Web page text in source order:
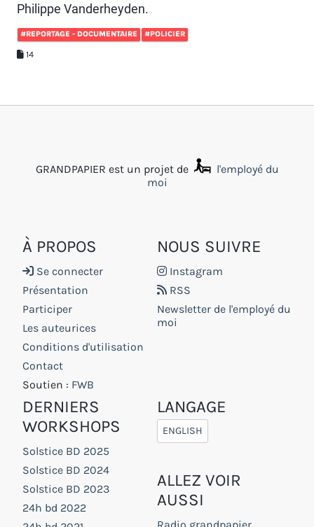
Philippe Vanderheyden.
#REPORTAGE - DOCUMENTAIRE #POLICIER
14
GRANDPAPIER est un projet de
l'employé du
moi
À PROPOS
Se connecter
Présentation
Participer
Les auteurices
Conditions d'utilisation
Contact
Soutien : FWB
NOUS SUIVRE
Instagram
RSS
Newsletter de l'employé du
moi
DERNIERS
WORKSHOPS
Solstice BD 2025
Solstice BD 2024
Solstice BD 2023
24h bd 2022
LANGAGE
ENGLISH
ALLEZ VOIR
AUSSI
Radio grandpapier